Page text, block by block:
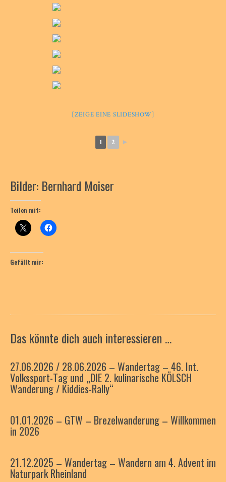
[ZEIGE EINE SLIDESHOW]
1 2 ►
Bilder: Bernhard Moiser
Teilen mit:
Gefällt mir:
Das könnte dich auch interessieren …
27.06.2026 / 28.06.2026 – Wandertag – 46. Int.
Volkssport-Tag und „DIE 2. kulinarische KÖLSCH
Wanderung / Kiddies-Rally“
01.01.2026 – GTW – Brezelwanderung – Willkommen
in 2026
21.12.2025 – Wandertag – Wandern am 4. Advent im
Naturpark Rheinland